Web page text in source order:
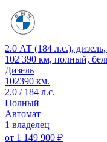
2.0 АТ (184 л.с.),
102 390 км, полный,
Дизель
102390 км.
2.0 / 184 л.с.
Полный
Автомат
1 владелец
от 1 149 900 ₽